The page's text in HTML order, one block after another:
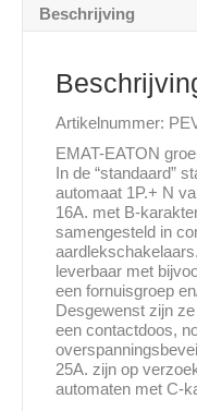
Beschrijving
Artikelnummer:
EMAT-EATON
In de “standaard”
automaat 1P.+ N
16A. met B-
samengesteld in
leverbaar met
een fornuisgroep
Desgewenst zijn
een contactdoos,
25A. zijn op
automaten met C-